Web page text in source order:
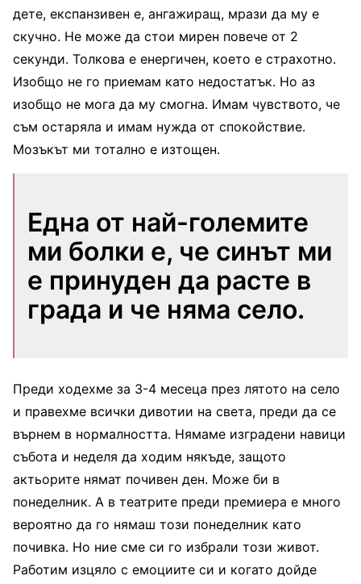
дете, експанзивен е, ангажиращ, мрази да му е
скучно. Не може да стои мирен повече от 2
секунди. Толкова е енергичен, което е страхотно.
Изобщо не го приемам като недостатък. Но аз
изобщо не мога да му смогна. Имам чувството, че
съм остаряла и имам нужда от спокойствие.
Мозъкът ми тотално е изтощен.
Една от най-големите
ми болки е, че синът ми
е принуден да расте в
града и че няма село.
Преди ходехме за 3-4 месеца през лятото на село
и правехме всички дивотии на света, преди да се
върнем в нормалността. Нямаме изградени навици
събота и неделя да ходим някъде, защото
актьорите нямат почивен ден. Може би в
понеделник. А в театрите преди премиера е много
вероятно да го нямаш този понеделник като
почивка. Но ние сме си го избрали този живот.
Работим изцяло с емоциите си и когато дойде